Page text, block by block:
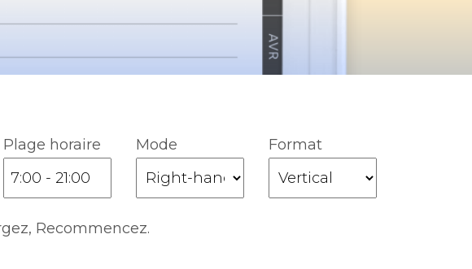
Plage horaire Mode Format
Recommencez.